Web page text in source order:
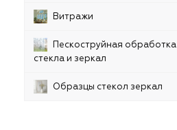
Витражи
Пескоструйная обработка
стекла и зеркал
Образцы стекол зеркал